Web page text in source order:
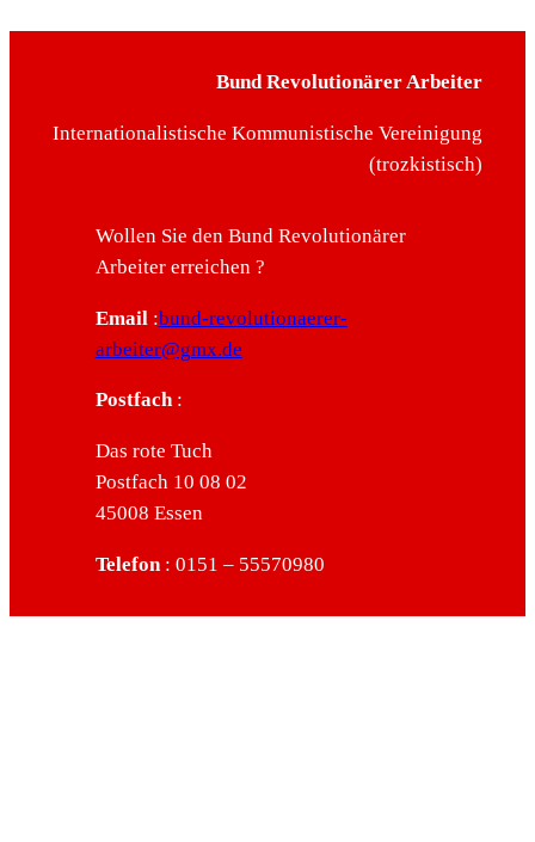
Bund Revolutionärer Arbeiter
Internationalistische Kommunistische Vereinigung
(trozkistisch)
Wollen Sie den Bund Revolutionärer
Arbeiter erreichen ?
Email :bund-revolutionaerer-
arbeiter@gmx.de
Postfach:
Das rote Tuch
Postfach 10 08 02
45008 Essen
Telefon: 0151 – 55570980